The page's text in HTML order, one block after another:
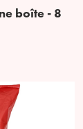
boîte - 8